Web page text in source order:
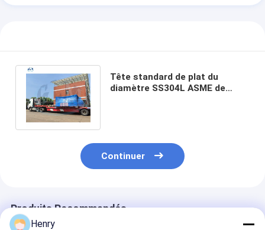
Tête standard de plat du
diamètre SS304L ASME de
Continuer
Produits Recommandés
Henry